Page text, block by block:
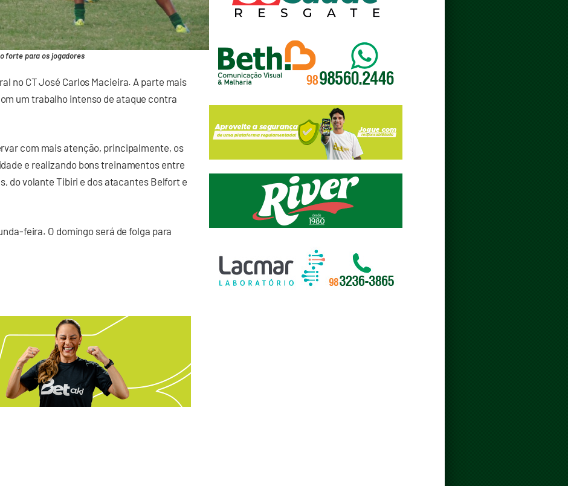
forte para os jogadores
no CT José Carlos Macieira. A parte mais
um trabalho intenso de ataque contra
com mais atenção, principalmente, os
e realizando bons treinamentos entre
do volante Tibiri e dos atacantes Belfort e
feira. O domingo será de folga para